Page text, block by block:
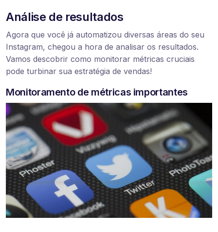
Análise de resultados
Agora que você já automatizou diversas áreas do seu
Instagram, chegou a hora de analisar os resultados.
Vamos descobrir como monitorar métricas cruciais
pode turbinar sua estratégia de vendas!
Monitoramento de métricas importantes